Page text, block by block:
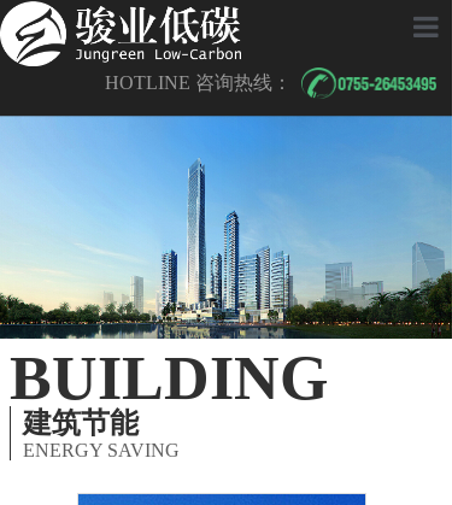
首页
LEED/
行业案例
HOTLINE 咨询热线：
骏业建科绿色建筑认证专业服商
BUILDING
建筑节能
ENERGY SAVING